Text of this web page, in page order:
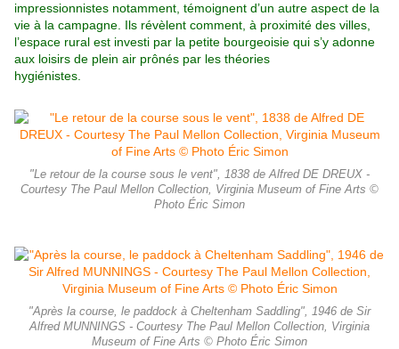
impressionnistes notamment, témoignent d’un autre aspect de la
vie à la campagne. Ils révèlent comment, à proximité des villes,
l’espace rural est investi par la petite bourgeoisie qui s’y adonne
aux loisirs de plein air prônés par les théories
hygiénistes.
"Le retour de la course sous le vent", 1838 de Alfred DE DREUX -
Courtesy The Paul Mellon Collection, Virginia Museum of Fine Arts ©
Photo Éric Simon
"Après la course, le paddock à Cheltenham Saddling", 1946 de Sir
Alfred MUNNINGS - Courtesy The Paul Mellon Collection, Virginia
Museum of Fine Arts © Photo Éric Simon